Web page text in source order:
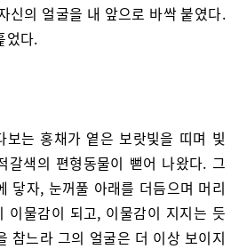
신의 얼굴을 내 앞으로 바싹 붙였다.
었다.
보는 홍채가 옅은 보랏빛을 띠며 빛
갈색의 편형동물이 뻗어 나왔다. 그
닿자, 눈꺼풀 아래를 더듬으며 머리
이물감이 되고, 이물감이 지지는 듯
참느라 그의 얼굴은 더 이상 보이지